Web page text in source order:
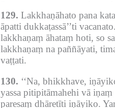
129. Lakkhaṇāhato pana
āpatti dukkaṭassā’’ti vacanato.
lakkhaṇaṃ āhataṃ hoti, so
lakkhaṇaṃ na paññāyati,
vaṭṭati.
130. ‘‘Na, bhikkhave,
yassa pitipitāmahehi vā
paresaṃ dhāretīti iṇāyiko.